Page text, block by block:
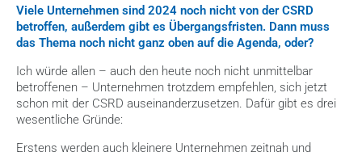
Viele Unternehmen sind 2024 noch nicht von der CSRD
betroffen, außerdem gibt es Übergangsfristen. Dann muss
das Thema noch nicht ganz oben auf die Agenda, oder?
Ich würde allen – auch den heute noch nicht unmittelbar
betroffenen – Unternehmen trotzdem empfehlen, sich jetzt
schon mit der CSRD auseinanderzusetzen. Dafür gibt es drei
wesentliche Gründe:
Erstens werden auch kleinere Unternehmen zeitnah und